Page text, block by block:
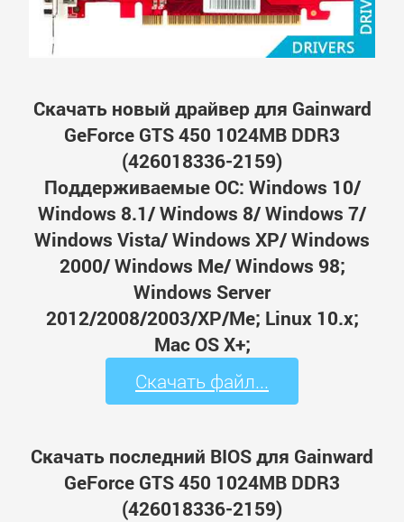
Скачать новый драйвер для Gainward
GeForce GTS 450 1024MB DDR3
(426018336-2159)
Поддерживаемые ОС: Windows 10/
Windows 8.1/ Windows 8/ Windows 7/
Windows Vista/ Windows XP/ Windows
2000/ Windows Me/ Windows 98;
Windows Server
2012/2008/2003/XP/Me; Linux 10.x;
Mac OS X+;
Скачать файл...
Скачать последний BIOS для Gainward
GeForce GTS 450 1024MB DDR3
(426018336-2159)